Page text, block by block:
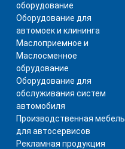
оборудование
Оборудование для
автомоек и клининга
Маслоприемное и
Маслосменное
обрудование
Оборудование для
обслуживания систем
автомобиля
Производственная мебель
для автосервисов
Рекламная продукция